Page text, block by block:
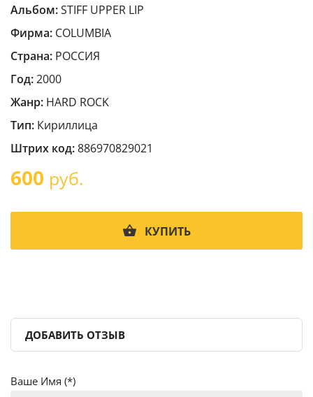
Альбом:STIFF UPPER LIP
Фирма: COLUMBIA
Страна: РОССИЯ
Год:2000
Жанр: HARD ROCK
Тип: Кириллица
Штрих код:886970829021
600 руб.
КУПИТЬ
ДОБАВИТЬ ОТЗЫВ
Ваше Имя (*)